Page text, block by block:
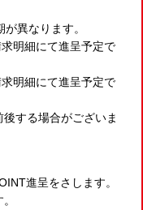
異なります。
明細にて進呈予定で
明細にて進呈予定で
する場合がございま
進呈をさします。